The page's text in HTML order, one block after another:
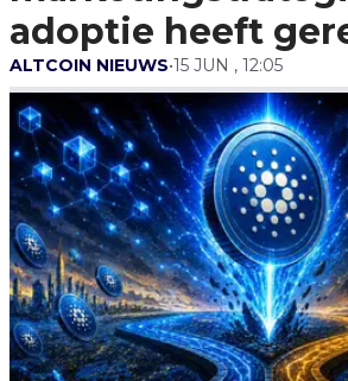
adoptie heeft
ALTCOIN NIEUWS•15 JUN , 12:05